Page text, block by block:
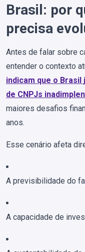
Brasil: por
precisa
Antes de falar sobre
entender o contexto
indicam que o
de CNPJs
maiores desafios
anos.
Esse cenário afeta
A previsibilidade do
A capacidade de